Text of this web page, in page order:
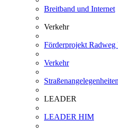
Breitband und Internet
Verkehr
Förderprojekt Radweg
Verkehr
Straßenangelegenheiten
LEADER
LEADER HIM